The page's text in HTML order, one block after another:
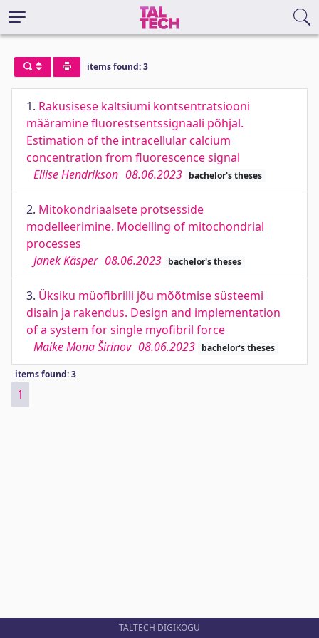
items found: 3
1. Rakusisese kaltsiumi kontsentratsiooni
määramine fluorestsentssignaali põhjal.
Estimation of the intracellular calcium
concentration from fluorescence signal
Eliise Hendrikson 08.06.2023 bachelor's theses
2. Mitokondriaalsete protsesside
modelleerimine. Modelling of mitochondrial
processes
Janek Käsper 08.06.2023 bachelor's theses
3. Üksiku müofibrilli jõu mõõtmise süsteemi
disain ja rakendus. Design and implementation
of a system for single myofibril force
Maike Mona Širinov 08.06.2023 bachelor's theses
items found: 3
1
TALTECH DIGIKOGU